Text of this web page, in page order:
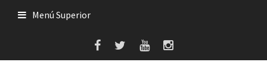
Menú Superior